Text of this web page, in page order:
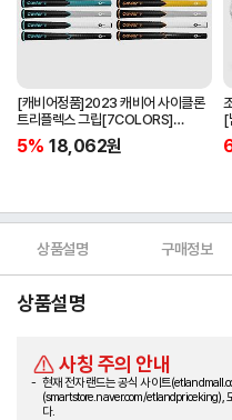
[캐비어정품]2023 캐비어 사이클론
트리플렉스 그립[7COLORS]
[라운드][39g/42g/46g/50g]
[R/S 토크]
5% 18,062원
[
[
상품설명 구매정보
상품설명
사칭 주의 안내
현재 전자랜드는 공식 사이트
(smartstore.naver.com/etlandpriceking),
다.